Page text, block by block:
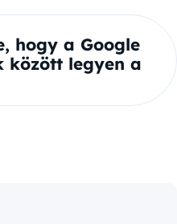
hogy a Google
között legyen a